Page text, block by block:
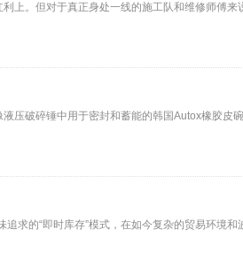
上。但对于真正身处一线的施工队和维修师傅
压破碎锤中用于密封和蓄能的韩国Autox橡胶皮
求的“即时库存”模式，在如今复杂的贸易环境